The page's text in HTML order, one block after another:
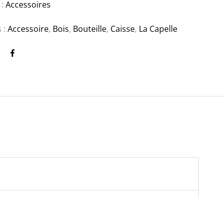
:Accessoires
:Accessoire, Bois, Bouteille, Caisse, La Capelle